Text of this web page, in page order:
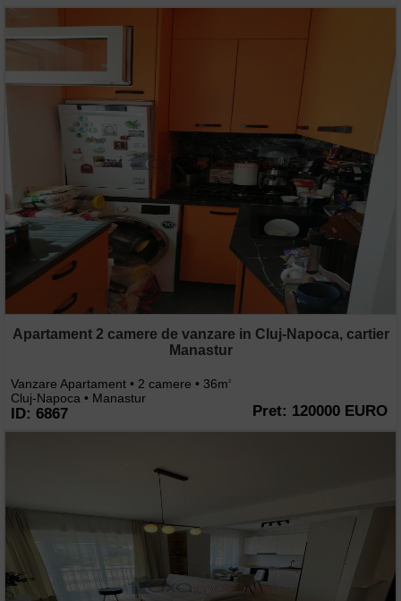
Apartament 2 camere de vanzare in Cluj-Napoca, cartier
Manastur
Vanzare Apartament • 2 camere • 36m2
Cluj-Napoca • Manastur
ID: 6867 Pret: 120000 EURO